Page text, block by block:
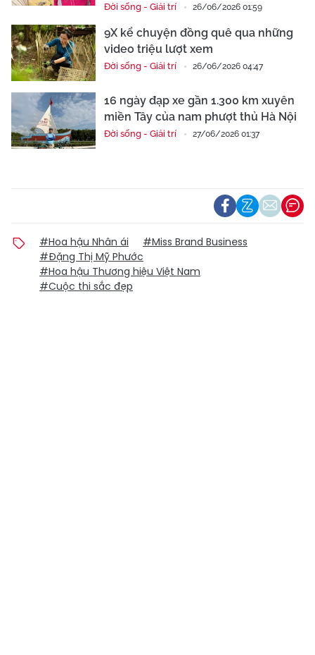
Đời sống - Giải trí 26/06/2026 01:59
9X kể chuyện đồng quê qua những
video triệu lượt xem
Đời sống - Giải trí 26/06/2026 04:47
16 ngày đạp xe gần 1.300 km xuyên
miền Tây của nam phượt thủ Hà Nội
Đời sống - Giải trí 27/06/2026 01:37
#Hoa hậu Nhân ái
#Miss Brand Business
#Đặng Thị Mỹ Phước
#Hoa hậu Thương hiệu Việt Nam
#Cuộc thi sắc đẹp